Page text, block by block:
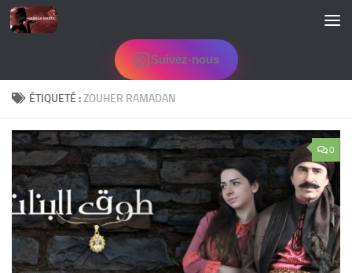
Skip to content
Suivez-nous
ÉTIQUETÉ :ZOUHER RAMADAN
0